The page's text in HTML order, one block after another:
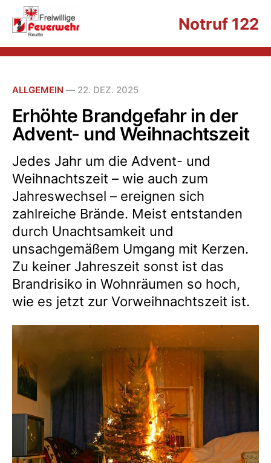
Notruf 122
ALLGEMEIN — 22. DEZ. 2025
Erhöhte Brandgefahr in der
Advent- und Weihnachtszeit
Jedes Jahr um die Advent- und
Weihnachtszeit – wie auch zum
Jahreswechsel – ereignen sich
zahlreiche Brände. Meist entstanden
durch Unachtsamkeit und
unsachgemäßem Umgang mit Kerzen.
Zu keiner Jahreszeit sonst ist das
Brandrisiko in Wohnräumen so hoch,
wie es jetzt zur Vorweihnachtszeit ist.